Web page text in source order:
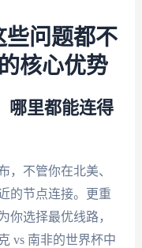
些问题都不
核心优势
哪里都能连得
，不管你在北美、
的节点连接。更重
你选择最优线路，
vs 南非的世界杯中